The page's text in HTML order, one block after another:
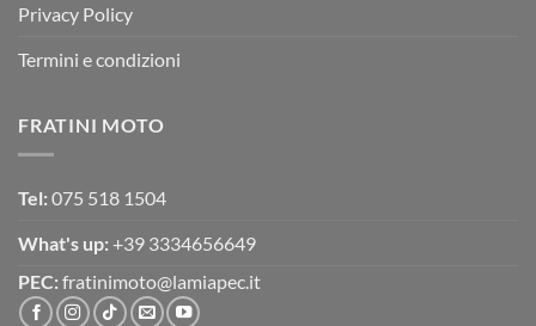
Privacy Policy
Termini e condizioni
FRATINI MOTO
Tel: 075 518 1504
What's up: +39 3334656649
PEC: fratinimoto@lamiapec.it